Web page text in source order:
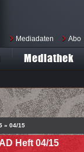
Mediadaten Abo
Mediathek